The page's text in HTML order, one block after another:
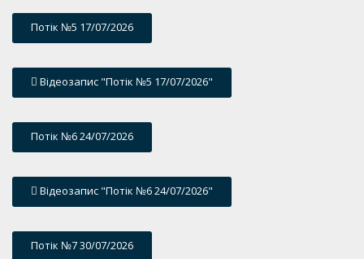
Потік №5 17/07/2026
Відеозапис "Потік №5 17/07/2026"
Потік №6 24/07/2026
Відеозапис "Потік №6 24/07/2026"
Потік №7 30/07/2026